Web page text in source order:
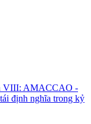
VIII: AMACCAO -
định nghĩa trong kỷ